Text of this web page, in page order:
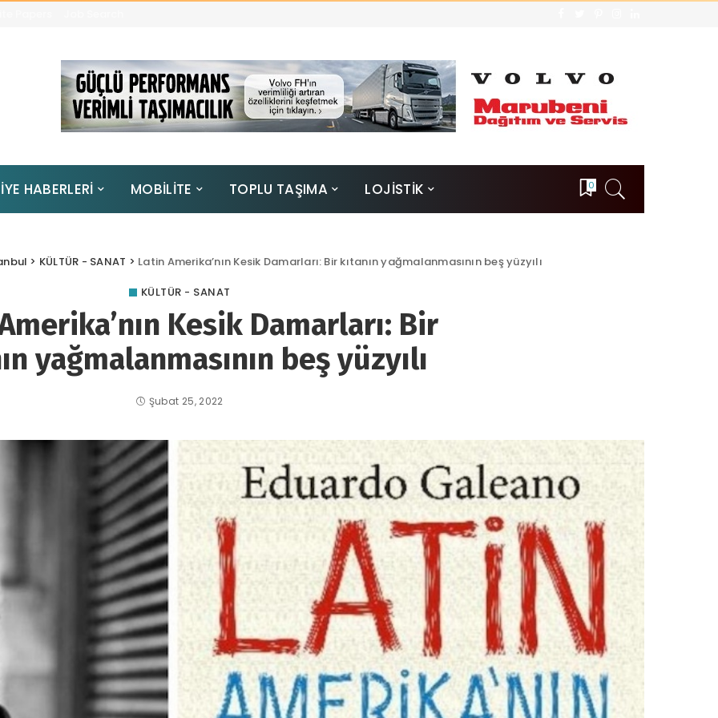
HABERLERİ MOBİLİTE TOPLU TAŞIMA LOJİSTİK 0
> KÜLTÜR - SANAT > Latin Amerika’nın Kesik Damarları: Bir kıtanın yağmalanmasının beş yüzyılı
KÜLTÜR - SANAT
Kesik Damarları: Bir
yağmalanmasının beş yüzyılı
Şubat 25, 2022